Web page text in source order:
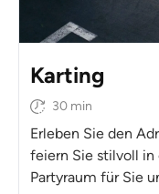
Karting
30 min
Erleben Sie den
feiern Sie stilvoll
Partyraum für Sie